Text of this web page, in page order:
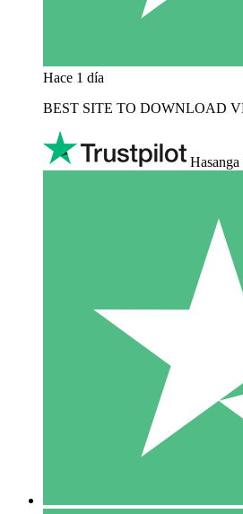
Hace 1 día
BEST SITE TO DOWNLOAD